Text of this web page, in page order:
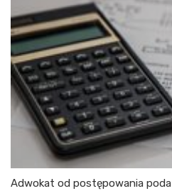
Adwokat od postępowania